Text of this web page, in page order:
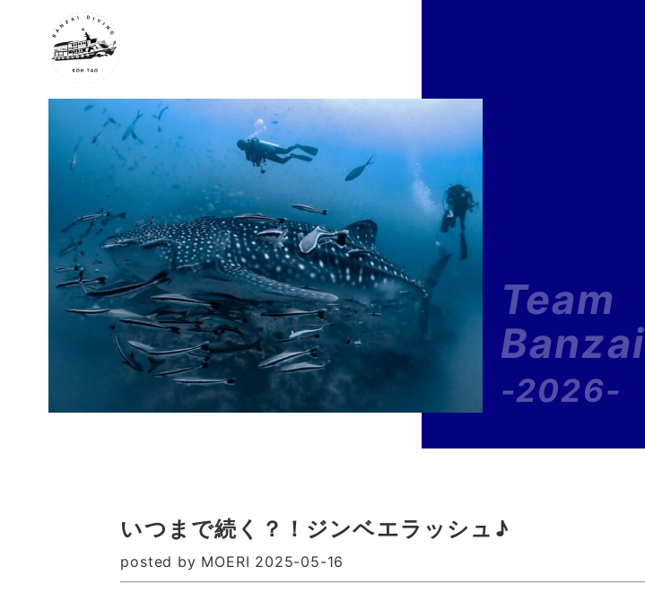
Team
Banzai
-2026-
いつまで続く？！ジンベエラッシュ♪
posted by MOERI 2025-05-16